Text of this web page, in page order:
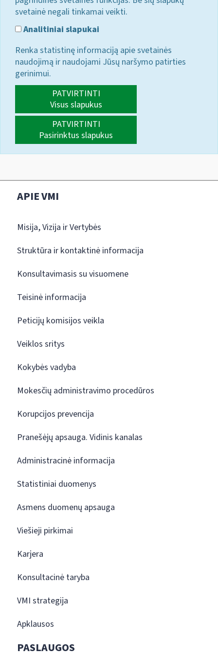
svetainė negali tinkamai veikti.
Analitiniai slapukai
Renka statistinę informaciją apie svetainės
naudojimą ir naudojami Jūsų naršymo patirties
gerinimui.
PATVIRTINTI
Visus slapukus
PATVIRTINTI
Pasirinktus slapukus
APIE VMI
Misija, Vizija ir Vertybės
Struktūra ir kontaktinė informacija
Konsultavimasis su visuomene
Teisinė informacija
Peticijų komisijos veikla
Veiklos sritys
Kokybės vadyba
Mokesčių administravimo procedūros
Korupcijos prevencija
Pranešėjų apsauga. Vidinis kanalas
Administracinė informacija
Statistiniai duomenys
Asmens duomenų apsauga
Viešieji pirkimai
Karjera
Konsultacinė taryba
VMI strategija
Apklausos
PASLAUGOS